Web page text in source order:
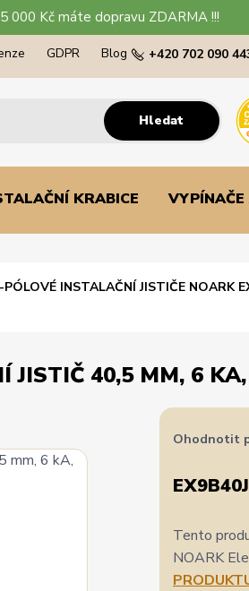
000 Kč máte dopravu ZDARMA !!!
GDPR Blog
Hledat
+420 702 090
KRABICE
PÓLOVÉ INSTALAČNÍ JISTIČE NOARK
JISTIČ 40,5 MM, 6
Ohodnotit
Tento
NOARK